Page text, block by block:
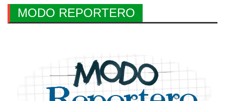
MODO REPORTERO